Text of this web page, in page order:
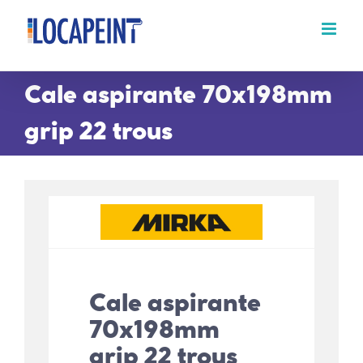
Passer
contenu
Cale aspirante 70x198mm
grip 22 trous
Cale aspirante
70x198mm
grip 22 trous